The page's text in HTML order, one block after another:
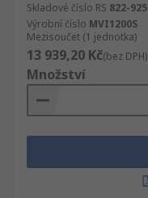
Skladové číslo RS 822-925
Výrobní číslo MVI1200S
Mezisoučet (1 jednotka)
13 939,20 Kč(bez DPH)
Množství